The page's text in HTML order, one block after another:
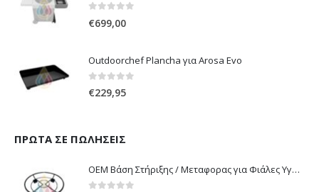
€699,00
Outdoorchef Plancha για Arosa Evo
0out of 5
€229,95
ΠΡΏΤΑ ΣΕ ΠΩΛΉΣΕΙΣ
OEM Βάση Στήριξης / Μεταφορας για Φιάλες Υγραερίου 10 kg & 13 kg με ροδάκια